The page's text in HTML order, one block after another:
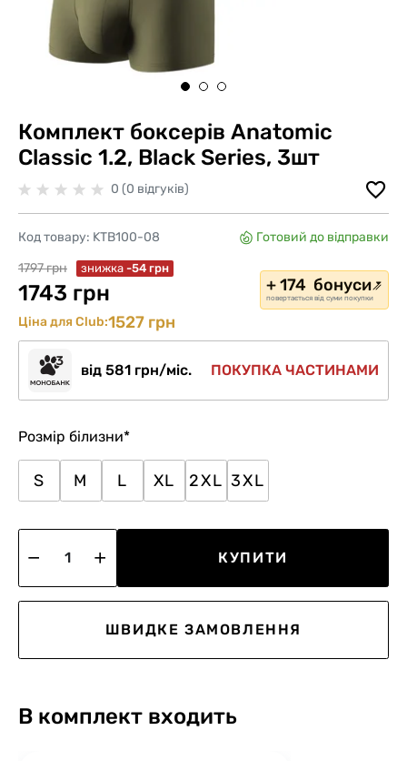
Комплект боксерів Anatomic
Classic 1.2, Black Series, 3шт
0 (0 відгуків)
Код товару: KTB100-08
Готовий до відправки
1797 грн
знижка -54 грн
1743 грн + 174 бонуси
повертається від суми покупки
Ціна для Club:1527 грн
від 581 грн/міс. ПОКУПКА ЧАСТИНАМИ
Розмір білизни*
S M L XL 2XL 3XL
КУПИТИ
ШВИДКЕ ЗАМОВЛЕННЯ
В комплект входить